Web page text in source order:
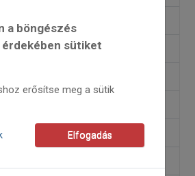
a böngészés
érdekében sütiket
erősítse meg a sütik
Elfogadás